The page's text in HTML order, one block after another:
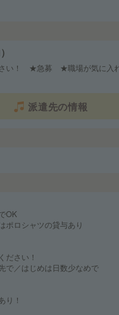
さい！ ★急募 ★職場が気に入
派遣先の情報
OK
ロシャツの貸与あり
さい！
／はじめは日数少なめで
り！